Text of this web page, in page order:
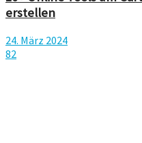
erstellen
24. März 2024
82